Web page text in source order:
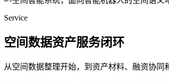
Service
空间数据资产服务闭环
从空间数据整理开始，到资产材料、融资协同